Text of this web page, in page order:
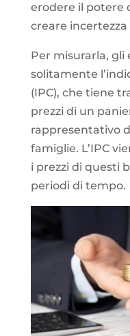
erodere il potere
creare
Per misurarla, gli
solitamente
(IPC), che tiene
prezzi di un
rappresentativo
famiglie. L’IPC
i prezzi di questi
periodi di tempo.